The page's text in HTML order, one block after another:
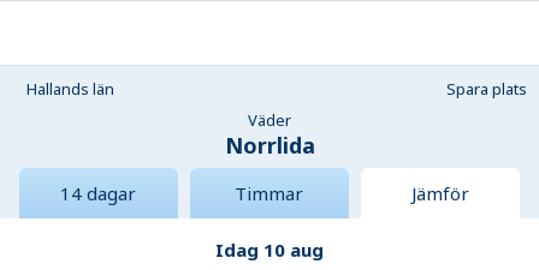
Hallands län
Spara plats
Väder
Norrlida
14 dagar Timmar Jämför
Idag 10 aug